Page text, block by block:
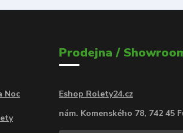
Noc
Prodejna /
Eshop Rolety24.cz
nám. Komenského 78, 742 45